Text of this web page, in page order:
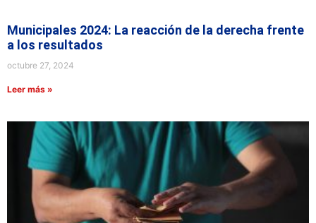
Municipales 2024: La reacción de la derecha frente
a los resultados
octubre 27, 2024
Leer más »